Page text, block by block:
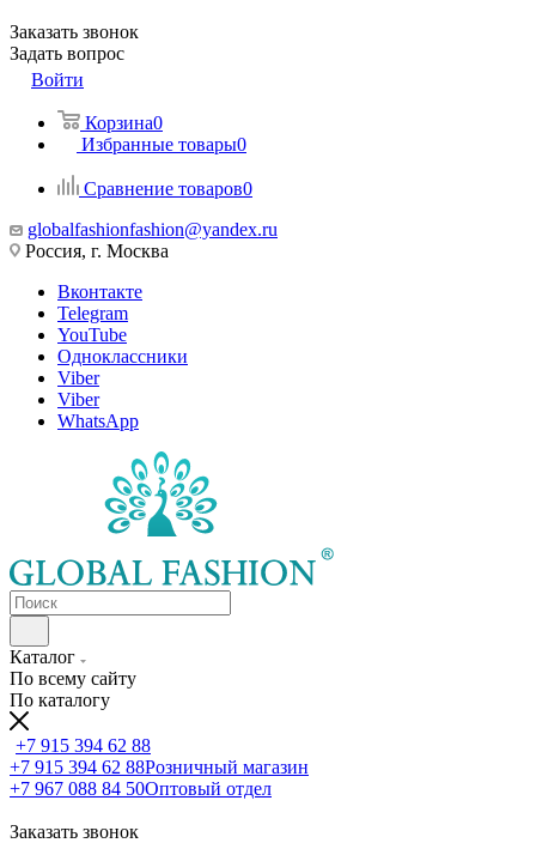
Заказать звонок
Задать вопрос
Войти
Корзина0
Избранные товары0
Сравнение товаров0
globalfashionfashion@yandex.ru
Россия, г. Москва
Вконтакте
Telegram
YouTube
Одноклассники
Viber
Viber
WhatsApp
Каталог
По всему сайту
По каталогу
+7 915 394 62 88
+7 915 394 62 88Розничный магазин
+7 967 088 84 50Оптовый отдел
Заказать звонок